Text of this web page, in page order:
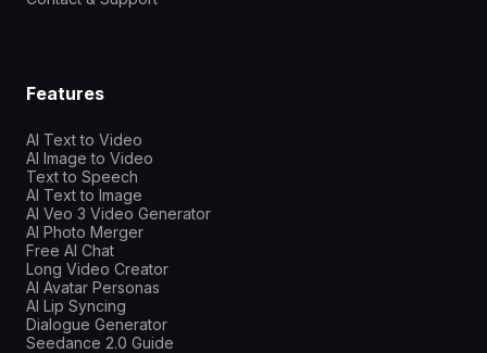
Features
AI Text to Video
AI Image to Video
Text to Speech
AI Text to Image
AI Veo 3 Video Generator
AI Photo Merger
Free AI Chat
Long Video Creator
AI Avatar Personas
AI Lip Syncing
Dialogue Generator
Seedance 2.0 Guide